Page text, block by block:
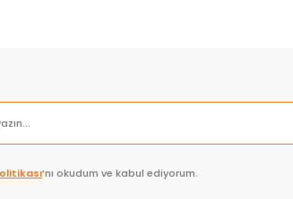
’nı okudum ve kabul ediyorum.